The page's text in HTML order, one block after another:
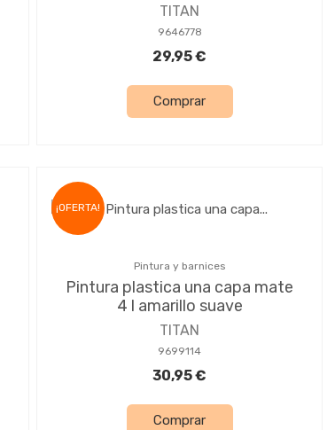
TITAN
9646778
29,95 €
Comprar
¡OFERTA!
Pintura y barnices
Pintura plastica una capa mate
4 l amarillo suave
TITAN
9699114
30,95 €
Comprar